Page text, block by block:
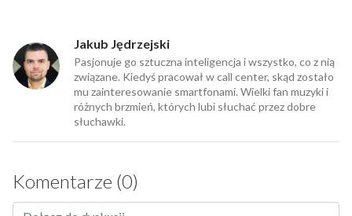
Jakub Jędrzejski
Pasjonuje go sztuczna inteligencja i wszystko, co z nią
związane. Kiedyś pracował w call center, skąd zostało
mu zainteresowanie smartfonami. Wielki fan muzyki i
różnych brzmień, których lubi słuchać przez dobre
słuchawki.
Komentarze (0)